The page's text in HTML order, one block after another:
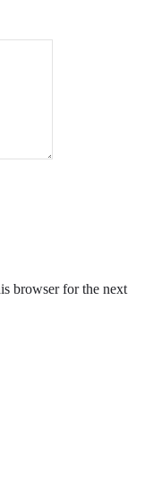
browser for the next